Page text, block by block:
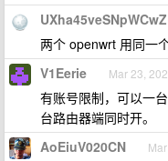
两个 openwrt 用同一
V1Eerie Mar 23,
有账号限制，可以一
台路由器端同时开。
AoEiuV020CN